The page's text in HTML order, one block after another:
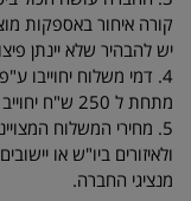
קורה איחור באספקות
יש להבהיר שלא יינתן
4. דמי משלוח יחוייבו
מתחת ל 250 ש"ח יחוייב הלקוח ב 40 ש"ח דמי משלוח.
5. מחירי המשלוח
ולאיזורים ביו"ש או
מנציגי החברה.